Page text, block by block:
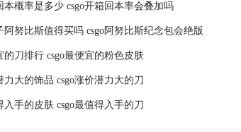
本概率是多少 csgo开箱回本率会叠加吗
阿努比斯值得买吗 csgo阿努比斯纪念包会绝版
的刀排行 csgo最便宜的粉色皮肤
力大的饰品 csgo涨价潜力大的刀
入手的皮肤 csgo最值得入手的刀